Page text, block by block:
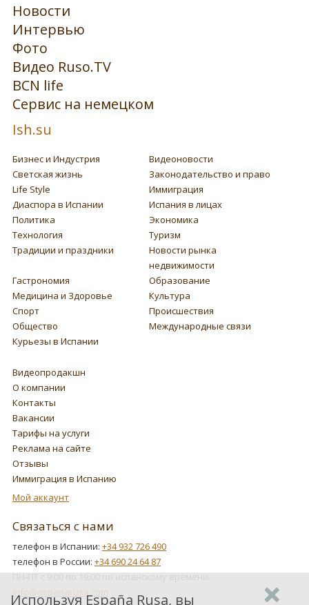
Новости
Интервью
Фото
Видео Ruso.TV
BCN life
Сервис на немецком
Ish.su
Бизнес и Индустрия
Видеоновости
Светская жизнь
Законодательство и право
Life Style
Иммиграция
Диаспора в Испании
Испания в лицах
Политика
Экономика
Технология
Туризм
Традиции и праздники
Новости рынка
недвижимости
Гастрономия
Образование
Медицина и Здоровье
Культура
Спорт
Происшествия
Общество
Международные связи
Курьезы в Испании
Видеопродакшн
О компании
Контакты
Вакансии
Тарифы на услуги
Реклама на сайте
Отзывы
Иммиграция в Испанию
Мой аккаунт
Связаться с нами
телефон в Испании: +34 932 726 490
телефон в России: +34 690 24 64 87
info@espanarusa.com
Используя España Rusa, вы